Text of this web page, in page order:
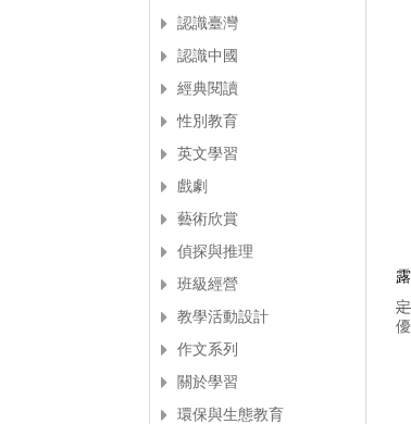
認識臺灣
認識中國
經典閱讀
性別教育
英文學習
戲劇
藝術欣賞
偵探與推理
班級經營
教學活動設計
作文系列
關於學習
環保與生態教育